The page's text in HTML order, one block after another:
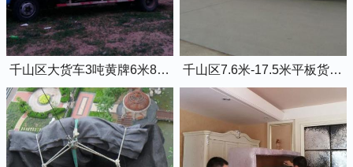
千山区大货车3吨黄牌6米8的厢式货车 千山区7.6米-17.5米平板货车出租